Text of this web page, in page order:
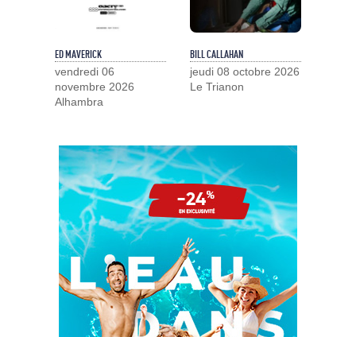
ED MAVERICK
vendredi 06
novembre 2026
Alhambra
BILL CALLAHAN
jeudi 08 octobre 2026
Le Trianon